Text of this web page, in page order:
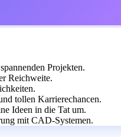
Projekten.
Reichweite.
tollen Karrierechancen.
Ideen in die Tat um.
mit CAD-Systemen.